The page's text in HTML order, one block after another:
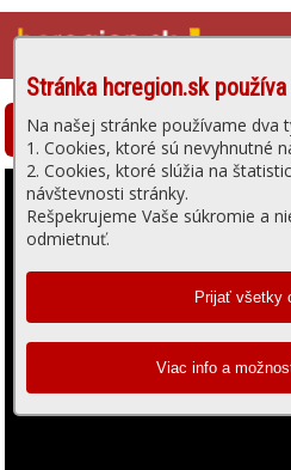
Stránka hcregion.sk
Na našej stránke používame dva
1. Cookies, ktoré sú nevyhnutné
2. Cookies, ktoré slúžia na
návštevnosti stránky.
Rešpekrujeme Vaše súkromie a
odmietnuť.
Hlohovská televízia -